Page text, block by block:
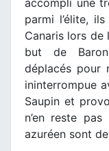
parmi l’élite,
Canaris lors de
but de
déplacés pour
ininterrompue
Saupin et
n’en reste
azuréen sont